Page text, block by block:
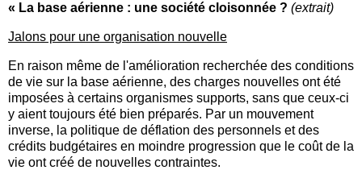
« La base aérienne : une société cloisonnée ? (extrait)
Jalons pour une organisation nouvelle
En raison même de l'amélioration recherchée des conditions
de vie sur la base aérienne, des charges nouvelles ont été
imposées à certains organismes supports, sans que ceux-ci
y aient toujours été bien préparés. Par un mouvement
inverse, la politique de déflation des personnels et des
crédits budgétaires en moindre progression que le coût de la
vie ont créé de nouvelles contraintes.